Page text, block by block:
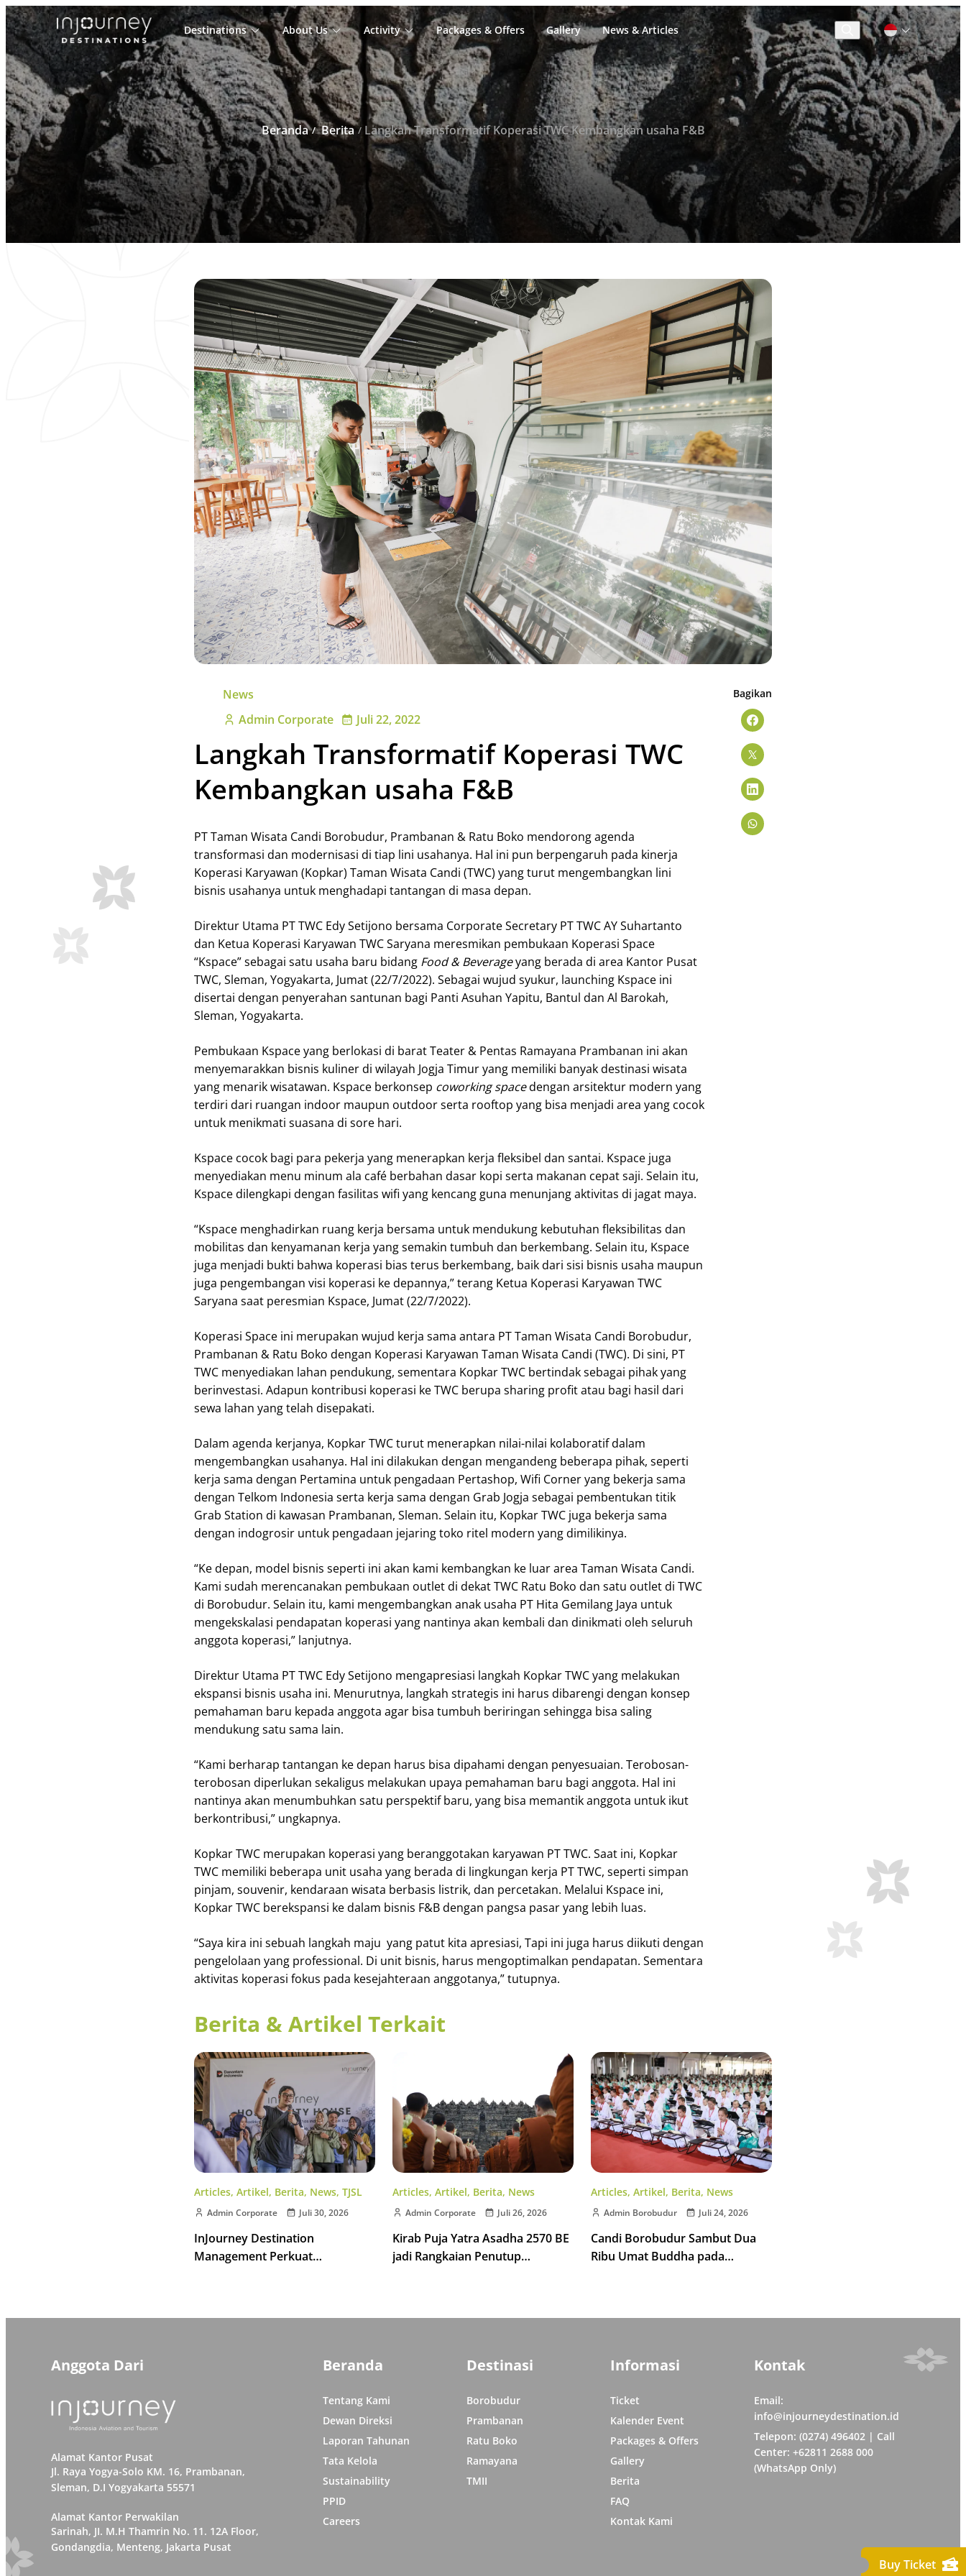
Destinations About Us Activity Packages & Offers Gallery News & Articles
Cari
untuk:
Cari
Beranda Berita Langkah Transformatif Koperasi TWC Kembangkan usaha F&B
News
Admin Corporate
Juli 22, 2022
Langkah Transformatif Koperasi TWC
Kembangkan usaha F&B
PT Taman Wisata Candi Borobudur, Prambanan & Ratu Boko mendorong agenda
transformasi dan modernisasi di tiap lini usahanya. Hal ini pun berpengaruh pada kinerja
Koperasi Karyawan (Kopkar) Taman Wisata Candi (TWC) yang turut mengembangkan lini
bisnis usahanya untuk menghadapi tantangan di masa depan.
Direktur Utama PT TWC Edy Setijono bersama Corporate Secretary PT TWC AY Suhartanto
dan Ketua Koperasi Karyawan TWC Saryana meresmikan pembukaan Koperasi Space
“Kspace” sebagai satu usaha baru bidang Food & Beverageyang berada di area Kantor Pusat
TWC, Sleman, Yogyakarta, Jumat (22/7/2022). Sebagai wujud syukur, launching Kspace ini
disertai dengan penyerahan santunan bagi Panti Asuhan Yapitu, Bantul dan Al Barokah,
Sleman, Yogyakarta.
Pembukaan Kspace yang berlokasi di barat Teater & Pentas Ramayana Prambanan ini akan
menyemarakkan bisnis kuliner di wilayah Jogja Timur yang memiliki banyak destinasi wisata
yang menarik wisatawan. Kspace berkonsep coworking spacedengan arsitektur modern yang
terdiri dari ruangan indoor maupun outdoor serta rooftop yang bisa menjadi area yang cocok
untuk menikmati suasana di sore hari.
Kspace cocok bagi para pekerja yang menerapkan kerja fleksibel dan santai. Kspace juga
menyediakan menu minum ala café berbahan dasar kopi serta makanan cepat saji. Selain itu,
Kspace dilengkapi dengan fasilitas wifi yang kencang guna menunjang aktivitas di jagat maya.
“Kspace menghadirkan ruang kerja bersama untuk mendukung kebutuhan fleksibilitas dan
mobilitas dan kenyamanan kerja yang semakin tumbuh dan berkembang. Selain itu, Kspace
juga menjadi bukti bahwa koperasi bias terus berkembang, baik dari sisi bisnis usaha maupun
juga pengembangan visi koperasi ke depannya,” terang Ketua Koperasi Karyawan TWC
Saryana saat peresmian Kspace, Jumat (22/7/2022).
Koperasi Space ini merupakan wujud kerja sama antara PT Taman Wisata Candi Borobudur,
Prambanan & Ratu Boko dengan Koperasi Karyawan Taman Wisata Candi (TWC). Di sini, PT
TWC menyediakan lahan pendukung, sementara Kopkar TWC bertindak sebagai pihak yang
berinvestasi. Adapun kontribusi koperasi ke TWC berupa sharing profit atau bagi hasil dari
sewa lahan yang telah disepakati.
Dalam agenda kerjanya, Kopkar TWC turut menerapkan nilai-nilai kolaboratif dalam
mengembangkan usahanya. Hal ini dilakukan dengan mengandeng beberapa pihak, seperti
kerja sama dengan Pertamina untuk pengadaan Pertashop, Wifi Corner yang bekerja sama
dengan Telkom Indonesia serta kerja sama dengan Grab Jogja sebagai pembentukan titik
Grab Station di kawasan Prambanan, Sleman. Selain itu, Kopkar TWC juga bekerja sama
dengan indogrosir untuk pengadaan jejaring toko ritel modern yang dimilikinya.
“Ke depan, model bisnis seperti ini akan kami kembangkan ke luar area Taman Wisata Candi.
Kami sudah merencanakan pembukaan outlet di dekat TWC Ratu Boko dan satu outlet di TWC
di Borobudur. Selain itu, kami mengembangkan anak usaha PT Hita Gemilang Jaya untuk
mengekskalasi pendapatan koperasi yang nantinya akan kembali dan dinikmati oleh seluruh
anggota koperasi,” lanjutnya.
Direktur Utama PT TWC Edy Setijono mengapresiasi langkah Kopkar TWC yang melakukan
ekspansi bisnis usaha ini. Menurutnya, langkah strategis ini harus dibarengi dengan konsep
pemahaman baru kepada anggota agar bisa tumbuh beriringan sehingga bisa saling
mendukung satu sama lain.
“Kami berharap tantangan ke depan harus bisa dipahami dengan penyesuaian. Terobosan-
terobosan diperlukan sekaligus melakukan upaya pemahaman baru bagi anggota. Hal ini
nantinya akan menumbuhkan satu perspektif baru, yang bisa memantik anggota untuk ikut
berkontribusi,” ungkapnya.
Kopkar TWC merupakan koperasi yang beranggotakan karyawan PT TWC. Saat ini, Kopkar
TWC memiliki beberapa unit usaha yang berada di lingkungan kerja PT TWC, seperti simpan
pinjam, souvenir, kendaraan wisata berbasis listrik, dan percetakan. Melalui Kspace ini,
Kopkar TWC berekspansi ke dalam bisnis F&B dengan pangsa pasar yang lebih luas.
“Saya kira ini sebuah langkah maju yang patut kita apresiasi, Tapi ini juga harus diikuti dengan
pengelolaan yang professional. Di unit bisnis, harus mengoptimalkan pendapatan. Sementara
aktivitas koperasi fokus pada kesejahteraan anggotanya,” tutupnya.
Bagikan
Berita & Artikel Terkait
Articles, Artikel, Berita, News, TJSL
Admin Corporate Juli 30, 2026
InJourney Destination
Management Perkuat
Articles, Artikel, Berita, News
Admin Corporate Juli 26, 2026
Kirab Puja Yatra Asadha 2570 BE
jadi Rangkaian Penutup
Articles, Artikel, Berita, News
Admin Borobudur Juli 24, 2026
Candi Borobudur Sambut Dua
Ribu Umat Buddha pada
Buy Ticket
Anggota Dari
Alamat Kantor Pusat
Jl. Raya Yogya-Solo KM. 16, Prambanan,
Sleman, D.I Yogyakarta 55571
Alamat Kantor Perwakilan
Sarinah, JI. M.H Thamrin No. 11. 12A Floor,
Gondangdia, Menteng, Jakarta Pusat
Beranda
Tentang Kami
Dewan Direksi
Laporan Tahunan
Tata Kelola
Sustainability
PPID
Careers
Destinasi
Borobudur
Prambanan
Ratu Boko
Ramayana
TMII
Informasi
Ticket
Kalender Event
Packages & Offers
Gallery
Berita
FAQ
Kontak Kami
Kontak
Email:
info@injourneydestination.id
Telepon: (0274) 496402 | Call
Center: +62811 2688 000
(WhatsApp Only)